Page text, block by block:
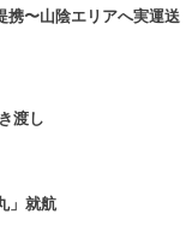
〜山陰エリアへ実運送
渡し
」就航